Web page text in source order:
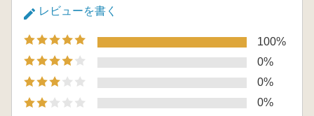
レビューを書く
100%
0%
0%
0%